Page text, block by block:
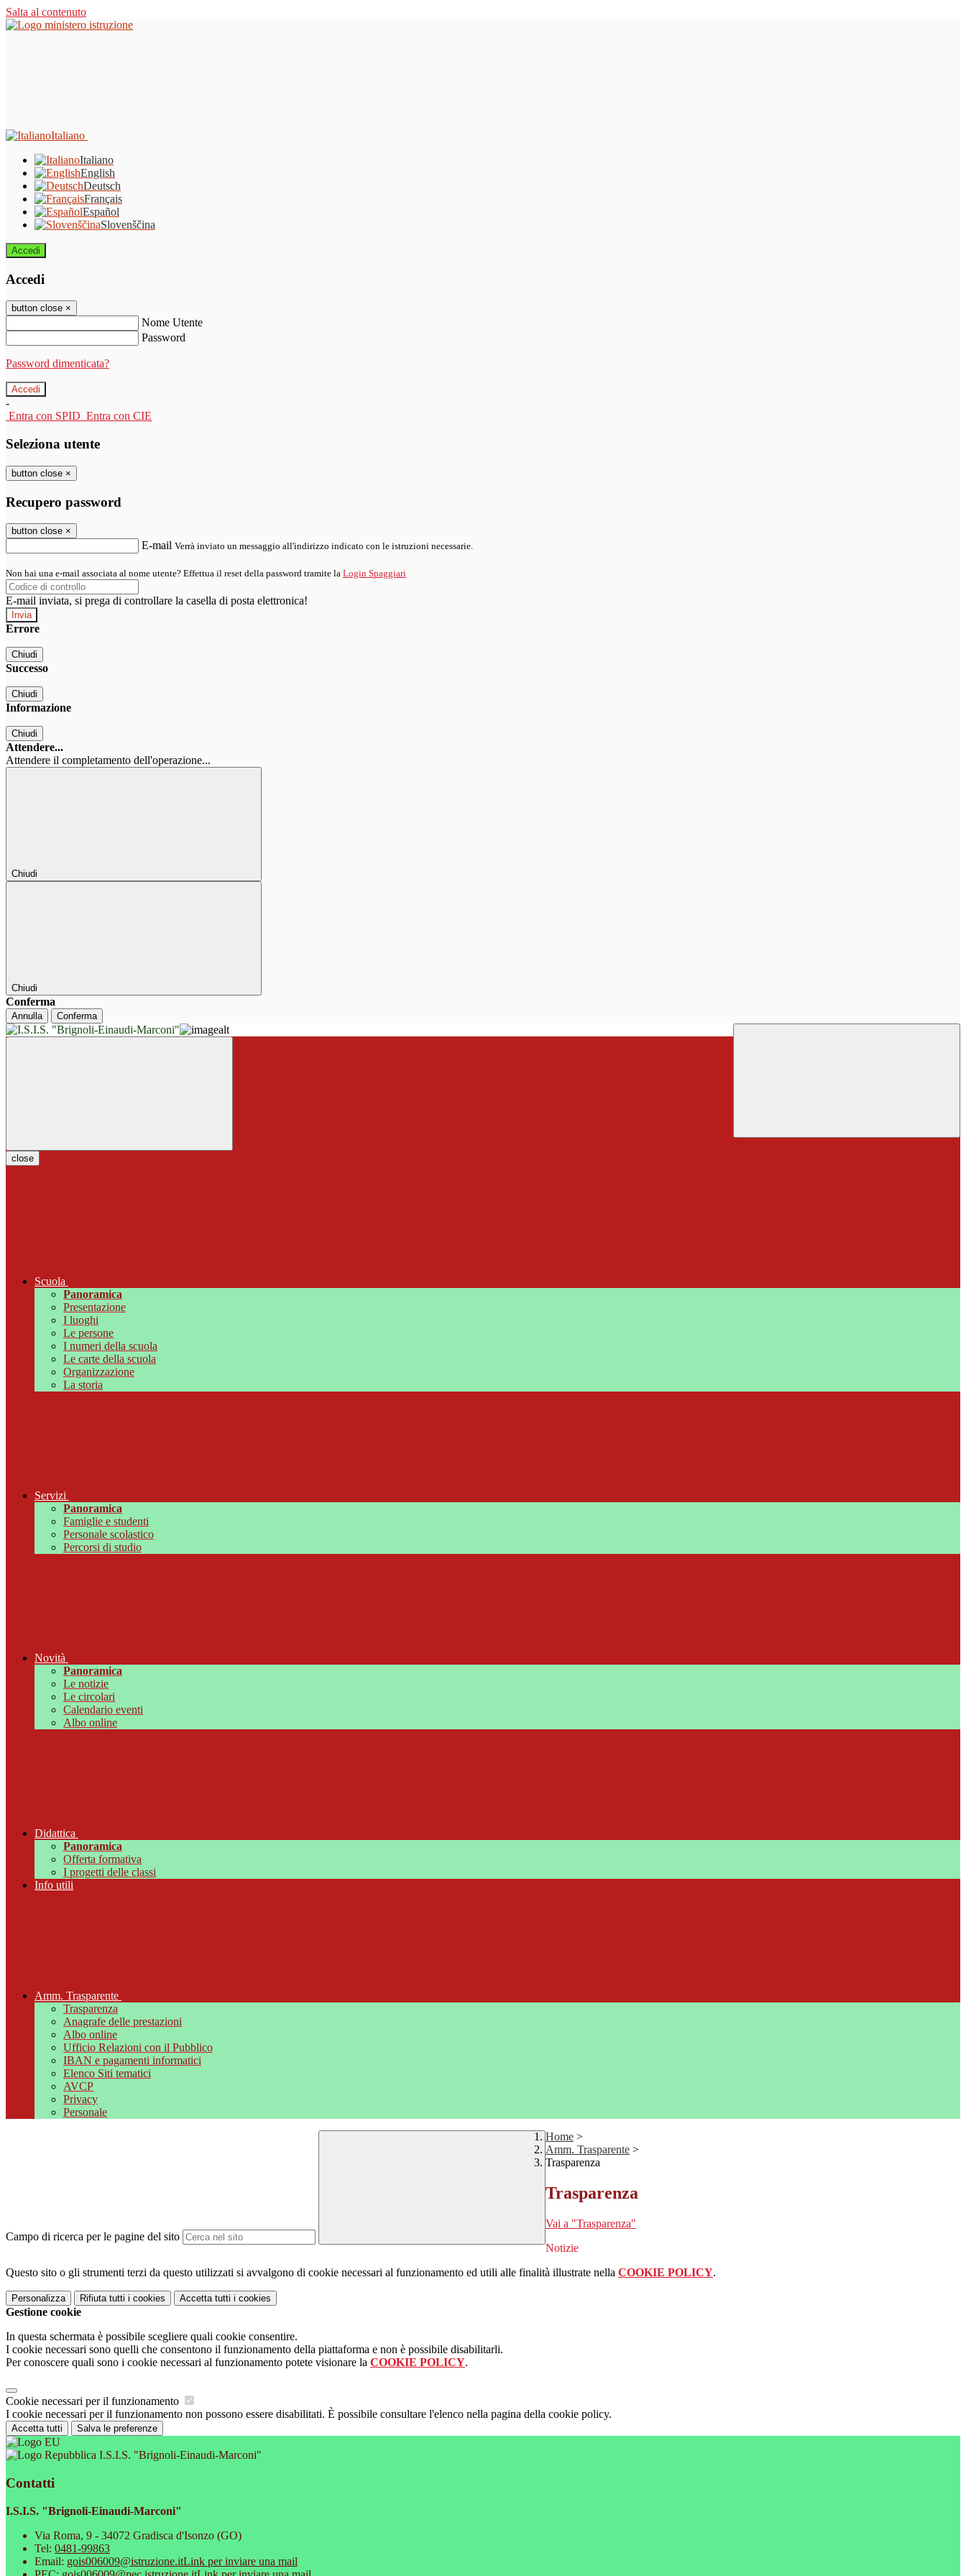
Salta al contenuto
Italiano
Italiano
English
Deutsch
Français
Español
Slovenščina
Accedi
Accedi
button close ×
Nome Utente
Password
Password dimenticata?
-
Entra con SPID Entra con CIE
Seleziona utente
button close ×
Recupero password
button close ×
E-mail Verrà inviato un messaggio all'indirizzo indicato con le istruzioni necessarie.
Non hai una e-mail associata al nome utente? Effettua il reset della password tramite la Login Spaggiari
E-mail inviata, si prega di controllare la casella di posta elettronica!
Errore
Chiudi
Successo
Chiudi
Informazione
Chiudi
Attendere...
Attendere il completamento dell'operazione...
Chiudi
Chiudi
Conferma
Annulla Conferma
close
Scuola
Panoramica
Presentazione
I luoghi
Le persone
I numeri della scuola
Le carte della scuola
Organizzazione
La storia
Servizi
Panoramica
Famiglie e studenti
Personale scolastico
Percorsi di studio
Novità
Panoramica
Le notizie
Le circolari
Calendario eventi
Albo online
Didattica
Panoramica
Offerta formativa
I progetti delle classi
Info utili
Amm. Trasparente
Trasparenza
Anagrafe delle prestazioni
Albo online
Ufficio Relazioni con il Pubblico
IBAN e pagamenti informatici
Elenco Siti tematici
AVCP
Privacy
Personale
Campo di ricerca per le pagine del sito
Home >
Amm. Trasparente >
Trasparenza
Trasparenza
Vai a "Trasparenza"
Notizie
Questo sito o gli strumenti terzi da questo utilizzati si avvalgono di cookie necessari al funzionamento ed utili alle finalità illustrate nella COOKIE POLICY.
Personalizza Rifiuta tutti i cookies Accetta tutti i cookies
Gestione cookie
In questa schermata è possibile scegliere quali cookie consentire.
I cookie necessari sono quelli che consentono il funzionamento della piattaforma e non è possibile disabilitarli.
Per conoscere quali sono i cookie necessari al funzionamento potete visionare la COOKIE POLICY.
Cookie necessari per il funzionamento
I cookie necessari per il funzionamento non possono essere disabilitati. È possibile consultare l'elenco nella pagina della cookie policy.
Accetta tutti Salva le preferenze
I.S.I.S. "Brignoli-Einaudi-Marconi"
Contatti
I.S.I.S. "Brignoli-Einaudi-Marconi"
Via Roma, 9 - 34072 Gradisca d'Isonzo (GO)
Tel: 0481-99863
Email: gois006009@istruzione.itLink per inviare una mail